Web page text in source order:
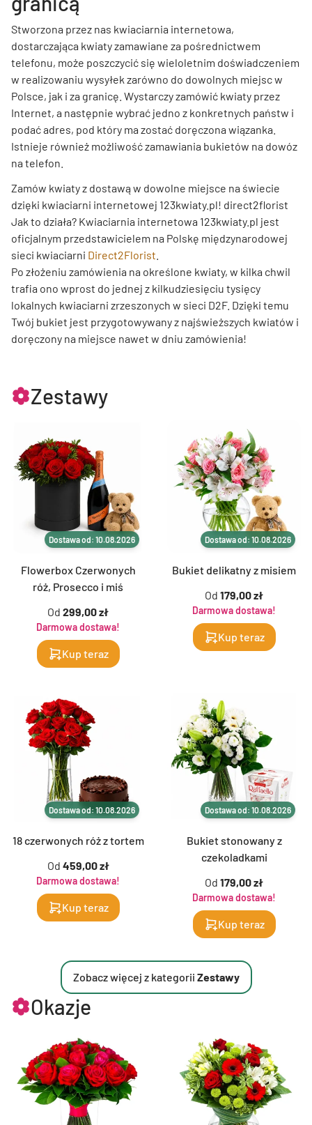
Stworzona przez nas kwiaciarnia internetowa,
dostarczająca kwiaty zamawiane za pośrednictwem
telefonu, może poszczycić się wieloletnim doświadczeniem
w realizowaniu wysyłek zarówno do dowolnych miejsc w
Polsce, jak i za granicę. Wystarczy zamówić kwiaty przez
Internet, a następnie wybrać jedno z konkretnych państw i
podać adres, pod który ma zostać doręczona wiązanka.
Istnieje również możliwość zamawiania bukietów na dowóz
na telefon.
Zamów kwiaty z dostawą w dowolne miejsce na świecie
dzięki kwiaciarni internetowej 123kwiaty.pl! direct2florist
Jak to działa? Kwiaciarnia internetowa 123kwiaty.pl jest
oficjalnym przedstawicielem na Polskę międzynarodowej
sieci kwiaciarni Direct2Florist
Po złożeniu zamówienia na określone kwiaty, w kilka chwil
trafia ono wprost do jednej z kilkudziesięciu tysięcy
lokalnych kwiaciarni zrzeszonych w sieci D2F. Dzięki temu
Twój bukiet jest przygotowywany z najświeższych kwiatów i
doręczony na miejsce nawet w dniu zamówienia!
Zestawy
Dostawa od: 10.08.2026
Flowerbox Czerwonych
róż, Prosecco i miś
Od 299,00 zł
Darmowa dostawa!
Kup teraz
Dostawa od: 10.08.2026
Bukiet delikatny z misiem
Od 179,00 zł
Darmowa dostawa!
Kup teraz
Dostawa od: 10.08.2026
18 czerwonych róż z tortem
Od 459,00 zł
Darmowa dostawa!
Kup teraz
Dostawa od: 10.08.2026
Bukiet stonowany z
czekoladkami
Od 179,00 zł
Darmowa dostawa!
Kup teraz
Zobacz więcej z kategorii Zestawy
Okazje